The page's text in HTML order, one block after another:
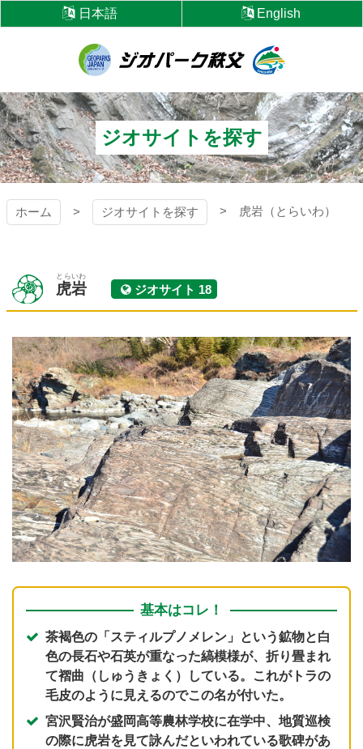
ン
本
文
へ
ス
キ
ッ
プ
日本語 English
ジオパーク秩父
ジオサイトを探す
ホーム ジオサイトを探す 虎岩（とらいわ）
虎岩
とらいわ
ジオサイト 18
基本はコレ！
茶褐色の「スティルプノメレン」という鉱物と白
色の長石や石英が重なった縞模様が、折り畳まれ
て褶曲（しゅうきょく）している。これがトラの
毛皮のように見えるのでこの名が付いた。
宮沢賢治が盛岡高等農林学校に在学中、地質巡検
の際に虎岩を見て詠んだといわれている歌碑があ